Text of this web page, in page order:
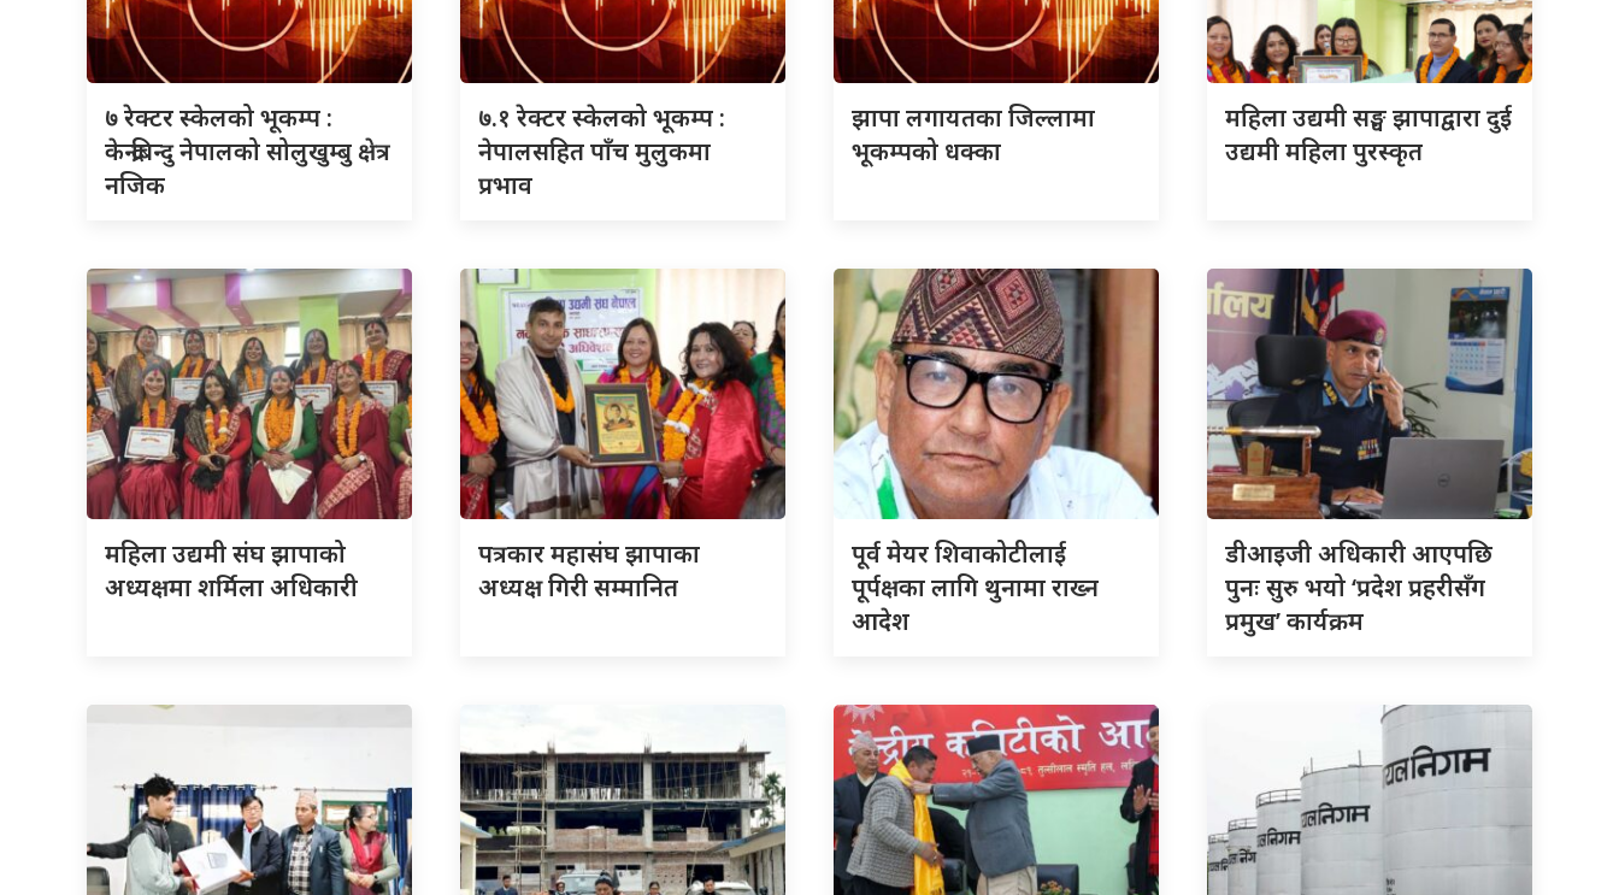
७ रेक्टर स्केलको भूकम्प :
केन्द्रबिन्दु नेपालको सोलुखुम्बु क्षेत्र
नजिक
७.१ रेक्टर स्केलको भूकम्प :
नेपालसहित पाँच मुलुकमा
प्रभाव
झापा लगायतका जिल्लामा
भूकम्पको धक्का
महिला उद्यमी सङ्घ झापाद्वारा दुई
उद्यमी महिला पुरस्कृत
महिला उद्यमी संघ झापाको
अध्यक्षमा शर्मिला अधिकारी
पत्रकार महासंघ झापाका
अध्यक्ष गिरी सम्मानित
पूर्व मेयर शिवाकोटीलाई
पूर्पक्षका लागि थुनामा राख्न
आदेश
डीआइजी अधिकारी आएपछि
पुनः सुरु भयो ‘प्रदेश प्रहरीसँग
प्रमुख’ कार्यक्रम